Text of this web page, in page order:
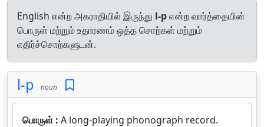
English என்ற அகராதியில் இருந்து l-pஎன்ற வார்த்தையின்
பொருள் மற்றும் உதாரணம் ஒத்த சொற்கள் மற்றும்
எதிர்ச்சொற்களுடன்.
l-p noun
பொருள் : A long-playing phonograph record.